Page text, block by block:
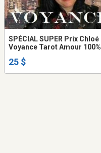
SPÉCIAL SUPER Prix Chloé
Voyance Tarot Amour 100%
514-969-2563
25 $